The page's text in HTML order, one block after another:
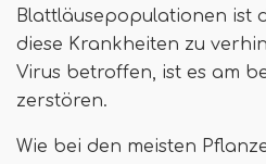
Blattläusepopulationen ist
diese Krankheiten zu
Virus betroffen, ist es am
zerstören.
Wie bei den meisten